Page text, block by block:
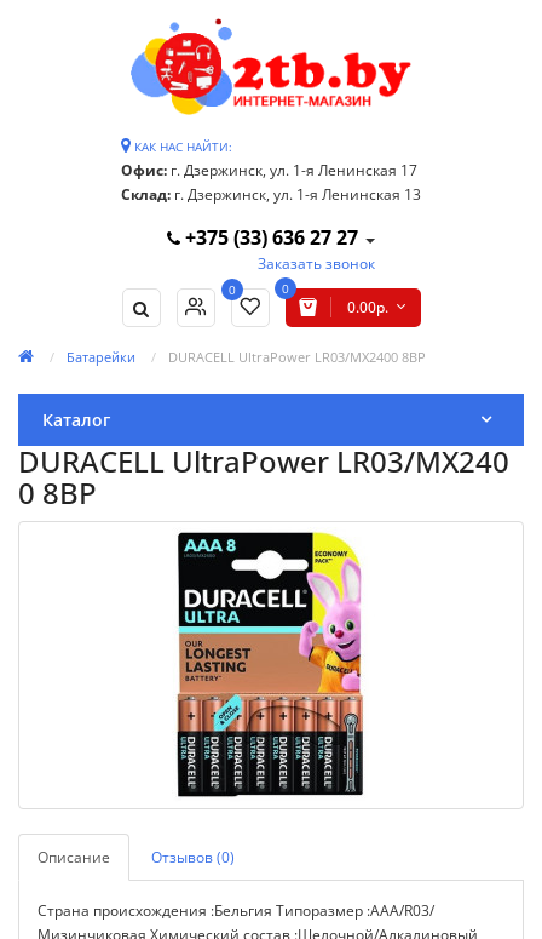
КАК НАС НАЙТИ:
Офис: г. Дзержинск, ул. 1-я Ленинская 17
Склад: г. Дзержинск, ул. 1-я Ленинская 13
+375 (33) 636 27 27
Заказать звонок
0 0
0.00р.
Батарейки DURACELL UltraPower LR03/MX2400 8BP
Каталог
DURACELL UltraPower LR03/MX240
0 8BP
Описание Отзывов (0)
Страна происхождения :Бельгия Типоразмер :AAA/R03/
Мизинчиковая Химический состав :Щелочной/Алкалиновый